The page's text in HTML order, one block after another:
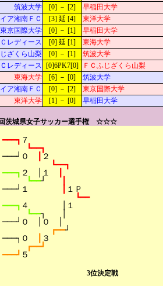
筑波大学 [0] － [2] 早稲田大学
ア湘南ＦＣ [3] 延 [4] 東洋大学
東京国際大学 [0] － [1] 早稲田大学
レディース [0] 延 [1] 東海大学
ざくら山梨 [0] － [1] 筑波大学
レディース [0]6PK7[0] ＦＣふじざくら山梨
東海大学 [6] － [0] 筑波大学
ア湘南ＦＣ [0] － [2] 東京国際大学
東洋大学 [1] － [0] 早稲田大学
城県女子サッカー選手権 ☆☆☆
━━━┓ ７
┗━━┓
───┘０
２
┗━━┓
━━━┓ ２　│１
┗━━┘
───┘１
┃ １Ｐ
┗━━
━━━┓ ４　　　　│１
┗━━┐　　│
───┘０　│０　│
┏━━┘
───┐０
３
┏━━┛
━━━┛ ５
3位決定戦